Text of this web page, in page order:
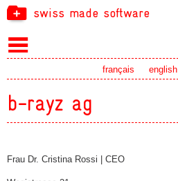
swiss made software
english
français
b-rayz ag
Frau Dr. Cristina Rossi | CEO